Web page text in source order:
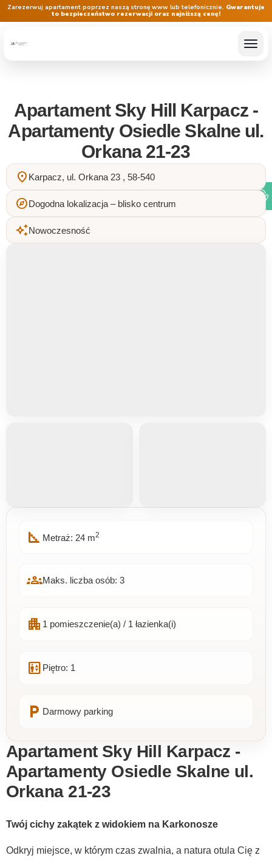
Apartament Sky Hill Karpacz -
Apartamenty Osiedle Skalne ul.
Orkana 21-23
location_on Karpacz, ul. Orkana 23 , 58-540
exploreDogodna lokalizacja – blisko centrum
auto_awesomeNowoczesność
square_foot Metraż: 24 m2
groupsMaks. liczba osób: 3
apartment 1 pomieszczenie(a) / 1 łazienka(i)
elevator Piętro: 1
local_parking Darmowy parking
Apartament Sky Hill Karpacz -
Apartamenty Osiedle Skalne ul.
Orkana 21-23
Twój cichy zakątek z widokiem na Karkonosze
Odkryj miejsce, w którym czas zwalnia, a natura otula Cię z
Zarezerwuj apartament poprzez naszą stronę www lub telefonicznie. Gwarantuje
to bezpieczeństwo rezerwacji oraz najniższą cenę!